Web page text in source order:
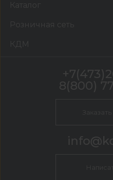
Каталог
Розничная сеть
КДМ
8(800)